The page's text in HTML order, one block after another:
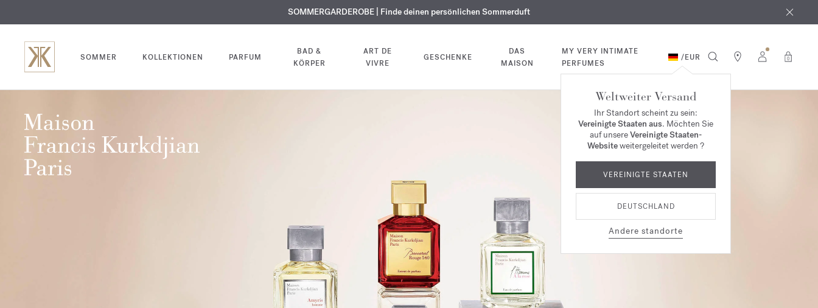
EXKLUSIV | Erhalten Sie OUDvelvet moodin Ihrer Bestellung*
KOSTENLOSE GRAVUR | Auf alle Düfte und Körperöle bis zum 9. August
SOMMERGARDEROBE | Finde deinen persönlichen Sommerduft
SOMMER KOLLEKTIONEN PARFUM
BAD &
KÖRPER
ART DE
VIVRE
GESCHENKE
DAS
MAISON
MY VERY INTIMATE
PERFUMES
/EUR 0
Weltweiter Versand
Ihr Standort scheint zu sein:
Vereinigte Staaten aus. Möchten Sie
auf unsereVereinigte Staaten-
Websiteweitergeleitet werden ?
VEREINIGTE STAATEN
DEUTSCHLAND
Andere standorte